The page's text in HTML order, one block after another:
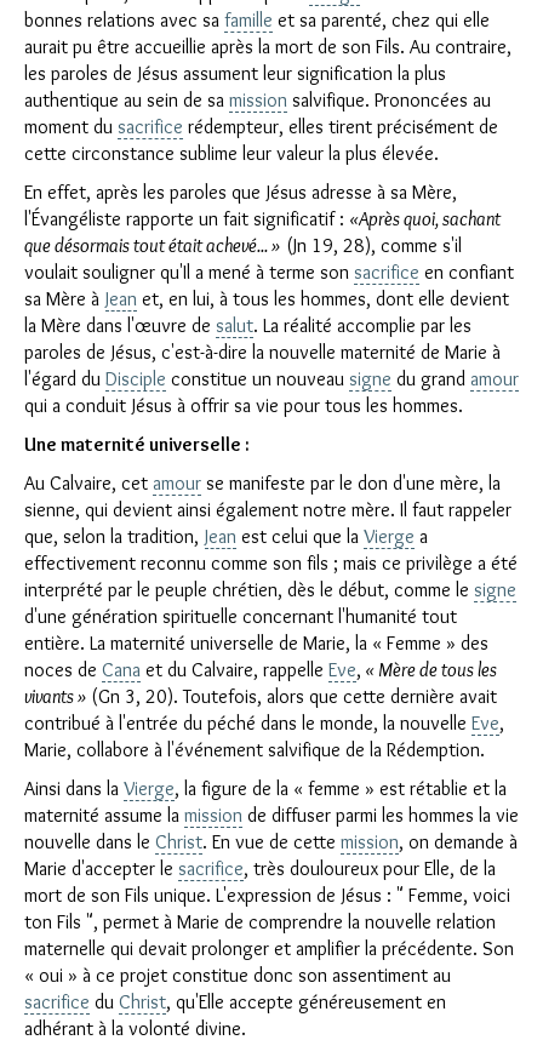
bonnes relations avec sa famille et sa parenté, chez qui elle
aurait pu être accueillie après la mort de son Fils. Au contraire,
les paroles de Jésus assument leur signification la plus
authentique au sein de sa mission salvifique. Prononcées au
moment du sacrifice rédempteur, elles tirent précisément de
cette circonstance sublime leur valeur la plus élevée.
En effet, après les paroles que Jésus adresse à sa Mère,
l'Évangéliste rapporte un fait significatif : «Après quoi, sachant
que désormais tout était achevé... » (Jn 19, 28), comme s'il
voulait souligner qu'Il a mené à terme son sacrifice en confiant
sa Mère à Jean et, en lui, à tous les hommes, dont elle devient
la Mère dans l'œuvre de salut. La réalité accomplie par les
paroles de Jésus, c'est-à-dire la nouvelle maternité de Marie à
l'égard du Disciple constitue un nouveau signe du grand amour
qui a conduit Jésus à offrir sa vie pour tous les hommes.
Une maternité universelle :
Au Calvaire, cet amour se manifeste par le don d'une mère, la
sienne, qui devient ainsi également notre mère. Il faut rappeler
que, selon la tradition, Jean est celui que la Vierge a
effectivement reconnu comme son fils ; mais ce privilège a été
interprété par le peuple chrétien, dès le début, comme le signe
d'une génération spirituelle concernant l'humanité tout
entière. La maternité universelle de Marie, la « Femme » des
noces de Cana et du Calvaire, rappelle Eve, « Mère de tous les
vivants » (Gn 3, 20). Toutefois, alors que cette dernière avait
contribué à l'entrée du péché dans le monde, la nouvelle Eve,
Marie, collabore à l'événement salvifique de la Rédemption.
Ainsi dans la Vierge, la figure de la « femme » est rétablie et la
maternité assume la mission de diffuser parmi les hommes la vie
nouvelle dans le Christ. En vue de cette mission, on demande à
Marie d'accepter le sacrifice, très douloureux pour Elle, de la
mort de son Fils unique. L'expression de Jésus : " Femme, voici
ton Fils ", permet à Marie de comprendre la nouvelle relation
maternelle qui devait prolonger et amplifier la précédente. Son
« oui » à ce projet constitue donc son assentiment au
sacrifice du Christ, qu'Elle accepte généreusement en
adhérant à la volonté divine.